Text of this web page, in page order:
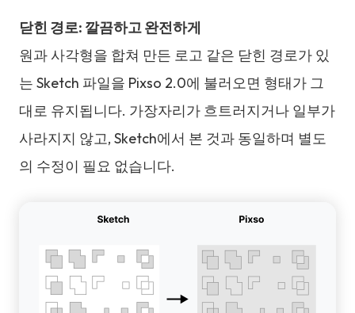
닫힌 경로: 깔끔하고 완전하게
원과 사각형을 합쳐 만든 로고 같은 닫힌 경로가 있
는 Sketch 파일을 Pixso 2.0에 불러오면 형태가 그
대로 유지됩니다. 가장자리가 흐트러지거나 일부가
사라지지 않고, Sketch에서 본 것과 동일하며 별도
의 수정이 필요 없습니다.